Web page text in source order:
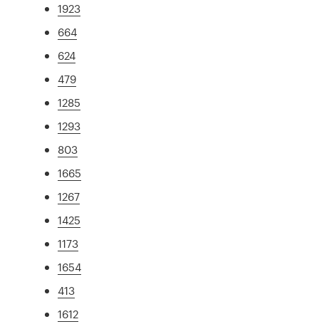
1923
664
624
479
1285
1293
803
1665
1267
1425
1173
1654
413
1612